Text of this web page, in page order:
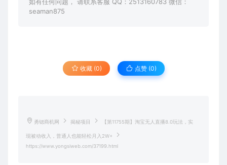
如有任何问题， 请联系客服 QQ：2513160783 微信：
seaman875
收藏 (0) 点赞 (0)
勇锶商机网 揭秘项目 【第11755期】淘宝无人直播8.0玩法，实
现被动收入，普通人也能轻松月入2W+
https://www.yongsiweb.com/37199.html